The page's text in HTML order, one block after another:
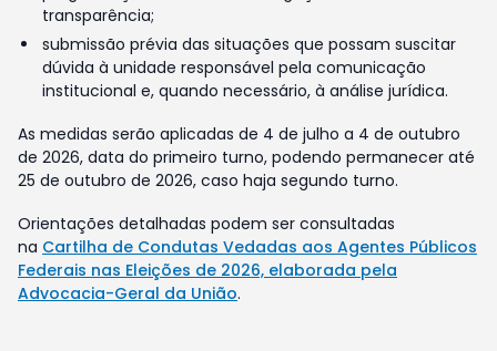
transparência;
submissão prévia das situações que possam suscitar
dúvida à unidade responsável pela comunicação
institucional e, quando necessário, à análise jurídica.
As medidas serão aplicadas de 4 de julho a 4 de outubro
de 2026, data do primeiro turno, podendo permanecer até
25 de outubro de 2026, caso haja segundo turno.
Orientações detalhadas podem ser consultadas
na Cartilha de Condutas Vedadas aos Agentes Públicos
Federais nas Eleições de 2026, elaborada pela
Advocacia-Geral da União.